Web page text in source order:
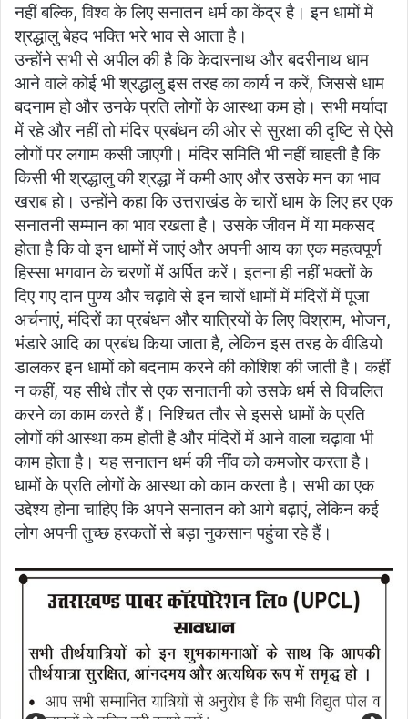
नहीं बल्कि, विश्व के लिए सनातन धर्म का केंद्र है। इन धामों में
श्रद्धालु बेहद भक्ति भरे भाव से आता है।
उन्होंने सभी से अपील की है कि केदारनाथ और बदरीनाथ धाम
आने वाले कोई भी श्रद्धालु इस तरह का कार्य न करें, जिससे धाम
बदनाम हो और उनके प्रति लोगों के आस्था कम हो। सभी मर्यादा
में रहे और नहीं तो मंदिर प्रबंधन की ओर से सुरक्षा की दृष्टि से ऐसे
लोगों पर लगाम कसी जाएगी। मंदिर समिति भी नहीं चाहती है कि
किसी भी श्रद्धालु की श्रद्धा में कमी आए और उसके मन का भाव
खराब हो। उन्होंने कहा कि उत्तराखंड के चारों धाम के लिए हर एक
सनातनी सम्मान का भाव रखता है। उसके जीवन में या मकसद
होता है कि वो इन धामों में जाएं और अपनी आय का एक महत्वपूर्ण
हिस्सा भगवान के चरणों में अर्पित करें। इतना ही नहीं भक्तों के
दिए गए दान पुण्य और चढ़ावे से इन चारों धामों में मंदिरों में पूजा
अर्चनाएं, मंदिरों का प्रबंधन और यात्रियों के लिए विश्राम, भोजन,
भंडारे आदि का प्रबंध किया जाता है, लेकिन इस तरह के वीडियो
डालकर इन धामों को बदनाम करने की कोशिश की जाती है। कहीं
न कहीं, यह सीधे तौर से एक सनातनी को उसके धर्म से विचलित
करने का काम करते हैं। निश्चित तौर से इससे धामों के प्रति
लोगों की आस्था कम होती है और मंदिरों में आने वाला चढ़ावा भी
काम होता है। यह सनातन धर्म की नींव को कमजोर करता है।
धामों के प्रति लोगों के आस्था को काम करता है। सभी का एक
उद्देश्य होना चाहिए कि अपने सनातन को आगे बढ़ाएं, लेकिन कई
लोग अपनी तुच्छ हरकतों से बड़ा नुकसान पहुंचा रहे हैं।